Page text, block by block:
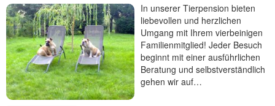
In unserer Tierpension bieten
liebevollen und herzlichen
Umgang mit Ihrem vierbeinigen
Familienmitglied! Jeder Besuch
beginnt mit einer ausführlichen
Beratung und selbstverständlich
gehen wir auf…